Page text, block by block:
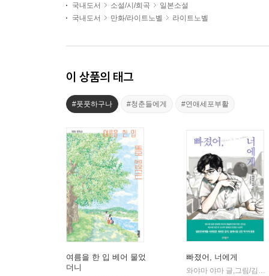
국내도서
소설/시/희곡
일본소설
국내도서
만화/라이트노벨 라이트노벨
이 상품의 태그
#풋풋하구나 #청춘들에게 #연애세포부활
여름을 한 입 베어 물었
더니
빠졌어, 너에게
와야마 야마 글,그림/김진희 역